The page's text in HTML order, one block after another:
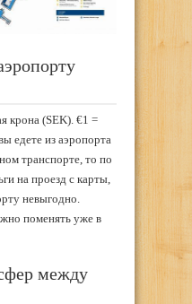
крона (SEK). €1 =
едете из аэропорта
транспорте, то по
на проезд с карты,
невыгодно.
поменять уже в
между